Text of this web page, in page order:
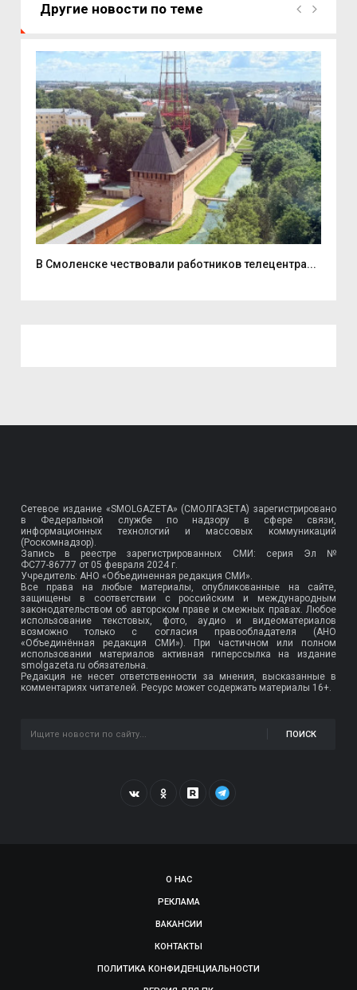
Другие новости по теме
В Смоленске чествовали работников телецентра...
Сетевое издание «SMOLGAZETA» (СМОЛГАЗЕТА) зарегистрировано
в Федеральной службе по надзору в сфере связи,
информационных технологий и массовых коммуникаций
(Роскомнадзор).
Запись в реестре зарегистрированных СМИ: серия Эл №
ФС77-86777 от 05 февраля 2024 г.
Учредитель: АНО «Объединенная редакция СМИ».
Все права на любые материалы, опубликованные на сайте,
защищены в соответствии с российским и международным
законодательством об авторском праве и смежных правах. Любое
использование текстовых, фото, аудио и видеоматериалов
возможно только с согласия правообладателя (АНО
«Объединённая редакция СМИ»). При частичном или полном
использовании материалов активная гиперссылка на издание
smolgazeta.ru обязательна.
Редакция не несет ответственности за мнения, высказанные в
комментариях читателей. Ресурс может содержать материалы 16+.
ПОИСК
О НАС
РЕКЛАМА
ВАКАНСИИ
КОНТАКТЫ
ПОЛИТИКА КОНФИДЕНЦИАЛЬНОСТИ